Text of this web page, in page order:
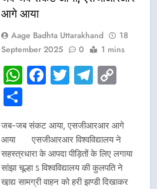
आगे आया
Aage Badhta Uttarakhand
18
September 2025
0 1 mins
WhatsApp
Facebook
Twitter
Share
जब-जब संकट आया, एसजीआरआर आगे
आया एसजीआरआर विश्वविद्यालय ने
सहस्त्रधारा के आपदा पीड़ितों के लिए लगाया
सांझा चूल्हा ऽ विश्वविद्यालय की कुलपति ने
खा़द्य सामग्री वाहन को हरी झण्डी दिखाकर